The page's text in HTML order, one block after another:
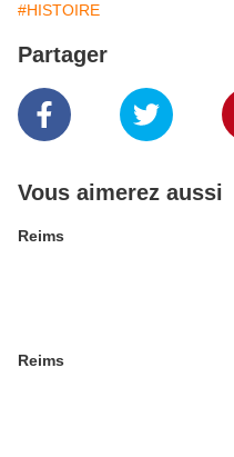
#HISTOIRE
Partager
Vous aimerez aussi
Reims
Reims